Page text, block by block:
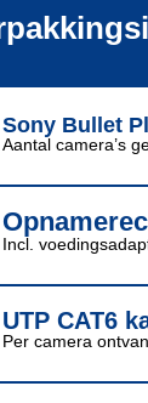
Sony Bullet
Aantal camera’s
Incl.
UTP CAT6
Per camera